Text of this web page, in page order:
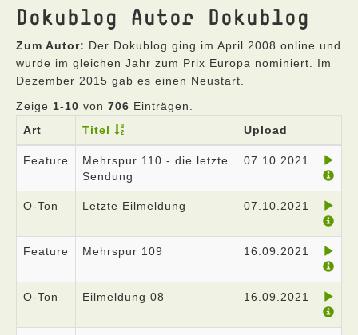
Dokublog Autor Dokublog
Zum Autor: Der Dokublog ging im April 2008 online und
wurde im gleichen Jahr zum Prix Europa nominiert. Im
Dezember 2015 gab es einen Neustart.
Zeige 1-10 von 706 Einträgen.
Art
Titel Upload
Feature
Mehrspur 110 - die letzte
Sendung
07.10.2021
O-Ton Letzte Eilmeldung 07.10.2021
Feature Mehrspur 109 16.09.2021
O-Ton Eilmeldung 08 16.09.2021